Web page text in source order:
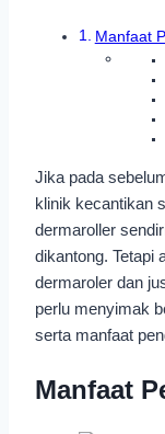
Manfaat
Jika pada
klinik kecantikan
dermaroller
dikantong. Tetapi
dermaroler dan
perlu menyimak
serta manfaat
Manfaat